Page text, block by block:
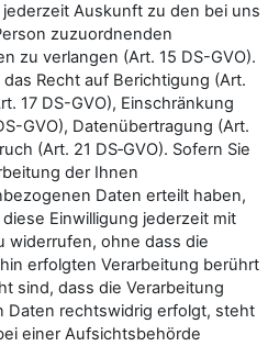
Auskunft zu den bei uns
zuzuordnenden
zu verlangen (Art. 15 DS-GVO).
Recht auf Berichtigung (Art.
17 DS-GVO), Einschränkung
GVO), Datenübertragung (Art.
(Art. 21 DS‑GVO). Sofern Sie
der Ihnen
Daten erteilt haben,
Einwilligung jederzeit mit
widerrufen, ohne dass die
erfolgten Verarbeitung berührt
sind, dass die Verarbeitung
Daten rechtswidrig erfolgt, steht
einer Aufsichtsbehörde